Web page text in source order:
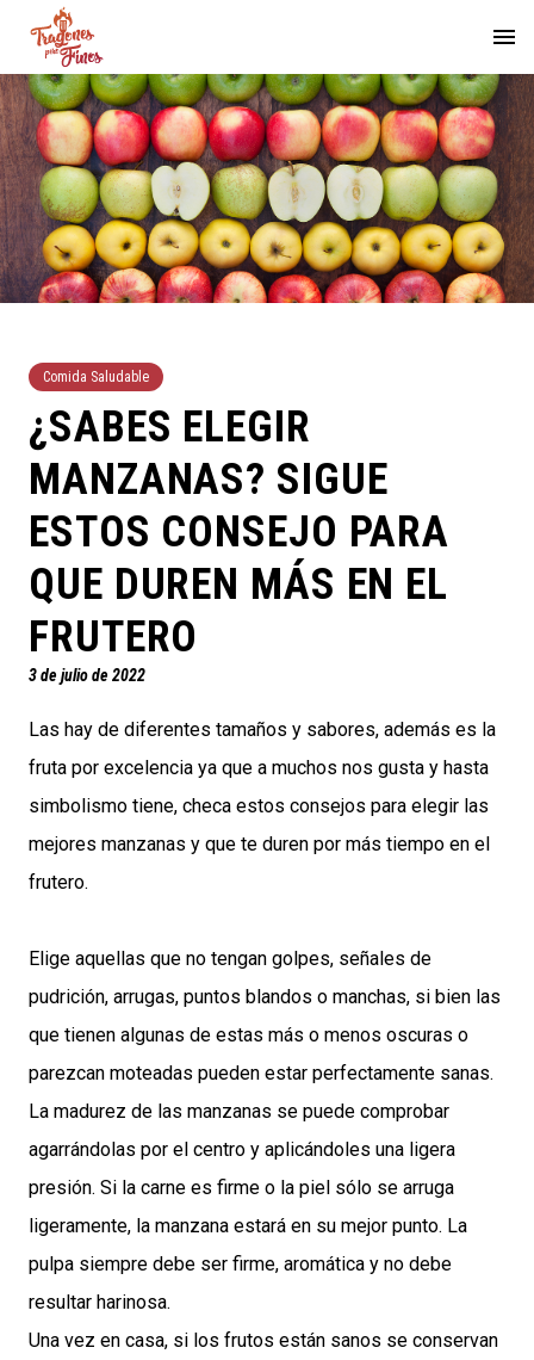
Comida Saludable
¿SABES ELEGIR
MANZANAS? SIGUE
ESTOS CONSEJO PARA
QUE DUREN MÁS EN EL
FRUTERO
3 de julio de 2022
Las hay de diferentes tamaños y sabores, además es la
fruta por excelencia ya que a muchos nos gusta y hasta
simbolismo tiene, checa estos consejos para elegir las
mejores manzanas y que te duren por más tiempo en el
frutero.
Elige aquellas que no tengan golpes, señales de
pudrición, arrugas, puntos blandos o manchas, si bien las
que tienen algunas de estas más o menos oscuras o
parezcan moteadas pueden estar perfectamente sanas.
La madurez de las manzanas se puede comprobar
agarrándolas por el centro y aplicándoles una ligera
presión. Si la carne es firme o la piel sólo se arruga
ligeramente, la manzana estará en su mejor punto. La
pulpa siempre debe ser firme, aromática y no debe
resultar harinosa.
Una vez en casa, si los frutos están sanos se conservan